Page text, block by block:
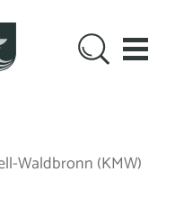
Waldbronn (KMW)